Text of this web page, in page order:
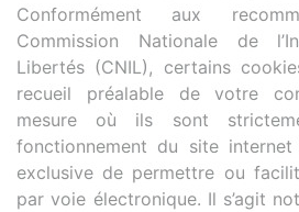
Conformément aux
Commission Nationale de
Libertés (CNIL), certains
recueil préalable de votre
mesure où ils sont
fonctionnement du site
exclusive de permettre ou
par voie électronique. Il s’agit